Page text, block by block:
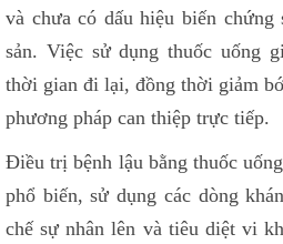
và chưa có dấu hiệu biến chứng
sản. Việc sử dụng thuốc uống
thời gian đi lại, đồng thời giảm
phương pháp can thiệp trực tiếp.
Điều trị bệnh lậu bằng thuốc
phổ biến, sử dụng các dòng
chế sự nhân lên và tiêu diệt vi